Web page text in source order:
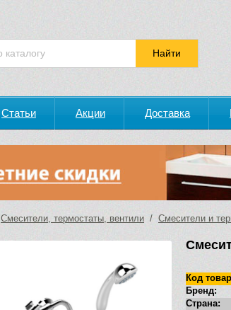
Статьи Акции Доставка
Смесители, термостаты, вентили / Смесители и
Код
Бренд:
Страна: